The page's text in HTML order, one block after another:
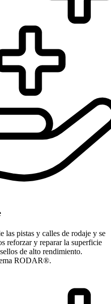
las pistas y calles de rodaje y se
reforzar y reparar la superficie
de alto rendimiento.
RODAR®.